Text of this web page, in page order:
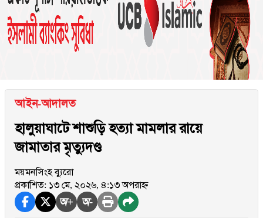
আইন-আদালত
হালুয়াঘাটে শাশুড়ি হত্যা মামলার রায়ে
জামাতার মৃত্যুদণ্ড
ময়মনসিংহ ব্যুরো
প্রকাশিত: ১৩ মে, ২০২৬, ৪:১৩ অপরাহ্ন
অ+ অ-